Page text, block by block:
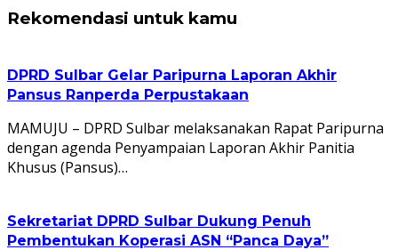
Rekomendasi untuk kamu
DPRD Sulbar Gelar Paripurna Laporan Akhir
Pansus Ranperda Perpustakaan
MAMUJU – DPRD Sulbar melaksanakan Rapat Paripurna
dengan agenda Penyampaian Laporan Akhir Panitia
Khusus (Pansus)…
Sekretariat DPRD Sulbar Dukung Penuh
Pembentukan Koperasi ASN “Panca Daya”